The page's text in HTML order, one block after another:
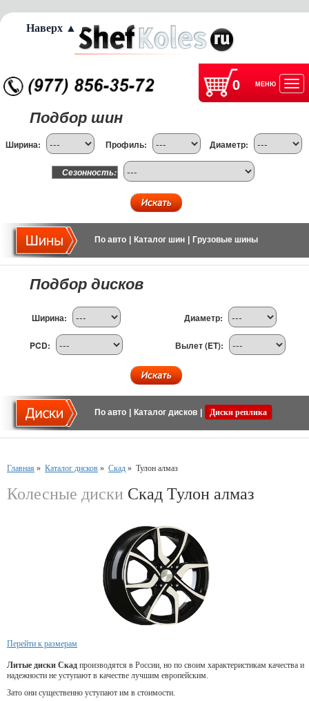
0 МЕНЮ
Подбор шин
Ширина: Профиль: Диаметр:
Сезонность:
По авто Каталог шин Грузовые шины
Подбор дисков
Ширина: Диаметр:
PCD: Вылет (ET):
По авто Каталог дисков Диски реплика
Главная » Каталог дисков » Скад » Тулон алмаз
Колесные диски Скад Тулон алмаз
Перейти к размерам
Литые диски Скад производятся в России, но по своим характеристикам качества и
надежности не уступают в качестве лучшим европейским.
Зато они существенно уступают им в стоимости.
Наверх ▲